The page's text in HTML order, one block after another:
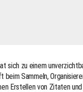
sich zu einem
Sammeln,
Erstellen von Zitaten